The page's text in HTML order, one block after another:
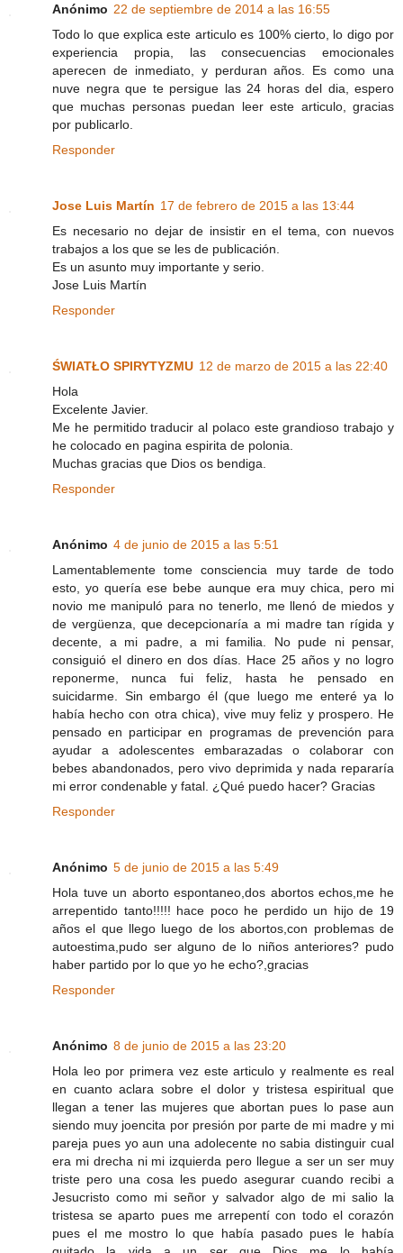
Anónimo 22 de septiembre de 2014 a las 16:55
Todo lo que explica este articulo es 100% cierto, lo digo por
experiencia propia, las consecuencias emocionales
aperecen de inmediato, y perduran años. Es como una
nuve negra que te persigue las 24 horas del dia, espero
que muchas personas puedan leer este articulo, gracias
por publicarlo.
Responder
Jose Luis Martín 17 de febrero de 2015 a las 13:44
Es necesario no dejar de insistir en el tema, con nuevos
trabajos a los que se les de publicación.
Es un asunto muy importante y serio.
Jose Luis Martín
Responder
ŚWIATŁO SPIRYTYZMU 12 de marzo de 2015 a las 22:40
Hola
Excelente Javier.
Me he permitido traducir al polaco este grandioso trabajo y
he colocado en pagina espirita de polonia.
Muchas gracias que Dios os bendiga.
Responder
Anónimo 4 de junio de 2015 a las 5:51
Lamentablemente tome consciencia muy tarde de todo
esto, yo quería ese bebe aunque era muy chica, pero mi
novio me manipuló para no tenerlo, me llenó de miedos y
de vergüenza, que decepcionaría a mi madre tan rígida y
decente, a mi padre, a mi familia. No pude ni pensar,
consiguió el dinero en dos días. Hace 25 años y no logro
reponerme, nunca fui feliz, hasta he pensado en
suicidarme. Sin embargo él (que luego me enteré ya lo
había hecho con otra chica), vive muy feliz y prospero. He
pensado en participar en programas de prevención para
ayudar a adolescentes embarazadas o colaborar con
bebes abandonados, pero vivo deprimida y nada repararía
mi error condenable y fatal. ¿Qué puedo hacer? Gracias
Responder
Anónimo 5 de junio de 2015 a las 5:49
Hola tuve un aborto espontaneo,dos abortos echos,me he
arrepentido tanto!!!!! hace poco he perdido un hijo de 19
años el que llego luego de los abortos,con problemas de
autoestima,pudo ser alguno de lo niños anteriores? pudo
haber partido por lo que yo he echo?,gracias
Responder
Anónimo 8 de junio de 2015 a las 23:20
Hola leo por primera vez este articulo y realmente es real
en cuanto aclara sobre el dolor y tristesa espiritual que
llegan a tener las mujeres que abortan pues lo pase aun
siendo muy joencita por presión por parte de mi madre y mi
pareja pues yo aun una adolecente no sabia distinguir cual
era mi drecha ni mi izquierda pero llegue a ser un ser muy
triste pero una cosa les puedo asegurar cuando recibi a
Jesucristo como mi señor y salvador algo de mi salio la
tristesa se aparto pues me arrepentí con todo el corazón
pues el me mostro lo que había pasado pues le había